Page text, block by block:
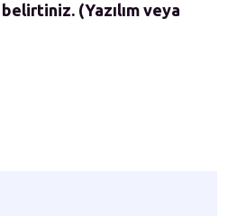
(Yazılım veya